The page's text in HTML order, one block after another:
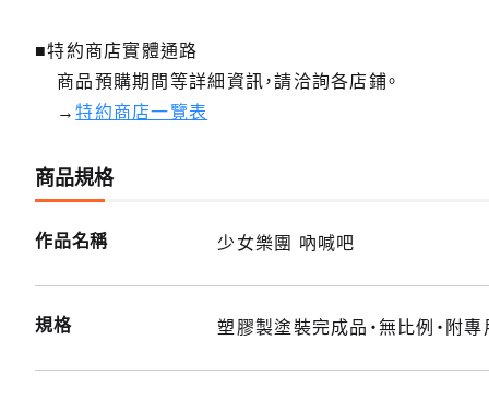
■特約商店實體通路
商品預購期間等詳細資訊，請洽詢各店鋪。
→特約商店一覽表
商品規格
作品名稱 少女樂團 吶喊吧
規格 塑膠製塗裝完成品・無比例・附